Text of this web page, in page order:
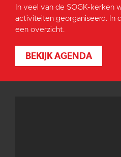
In veel van de SOGK-kerken
activiteiten georganiseerd. In
een overzicht.
BEKIJK AGENDA